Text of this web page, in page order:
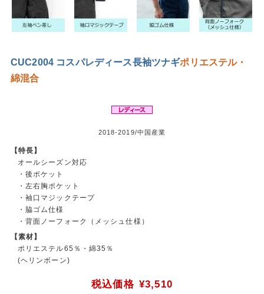
CUC2004 コスパレディース長袖ツナギポリエステル・
綿混合
2018-2019/中国産業
【特長】
オールシーズン対応
・後ポケット
・左右胸ポケット
・袖口マジックテープ
・脇ゴム仕様
・背面ノーフォーク（メッシュ仕様）
【素材】
ポリエステル65％・綿35％
(ヘリンボーン)
税込価格 ¥3,510